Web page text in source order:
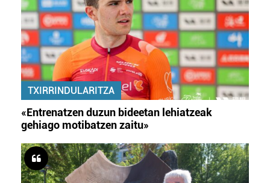
TXIRRINDULARITZA
«Entrenatzen duzun bideetan lehiatzeak
gehiago motibatzen zaitu»